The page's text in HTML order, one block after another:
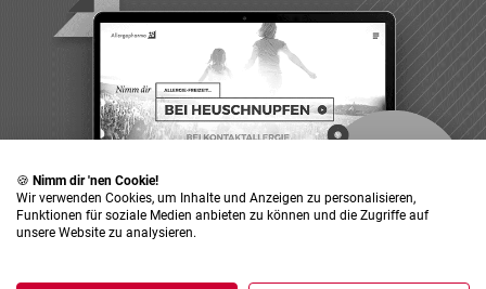
🍪 Nimm dir 'nen Cookie!
Wir verwenden Cookies, um Inhalte und Anzeigen zu personalisieren,
Funktionen für soziale Medien anbieten zu können und die Zugriffe auf
unsere Website zu analysieren.